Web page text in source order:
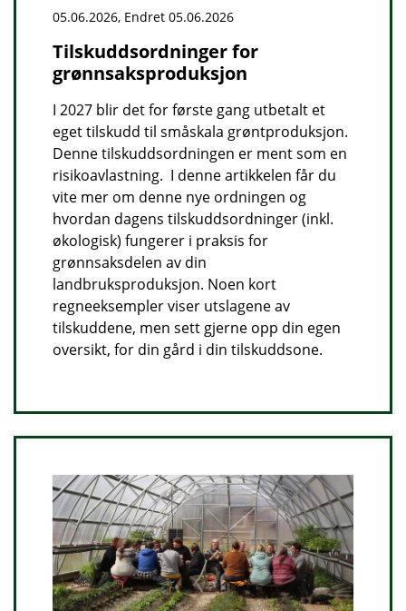
05.06.2026, Endret 05.06.2026
Tilskuddsordninger for
grønnsaksproduksjon
I 2027 blir det for første gang utbetalt et
eget tilskudd til småskala grøntproduksjon.
Denne tilskuddsordningen er ment som en
risikoavlastning. I denne artikkelen får du
vite mer om denne nye ordningen og
hvordan dagens tilskuddsordninger (inkl.
økologisk) fungerer i praksis for
grønnsaksdelen av din
landbruksproduksjon. Noen kort
regneeksempler viser utslagene av
tilskuddene, men sett gjerne opp din egen
oversikt, for din gård i din tilskuddsone.